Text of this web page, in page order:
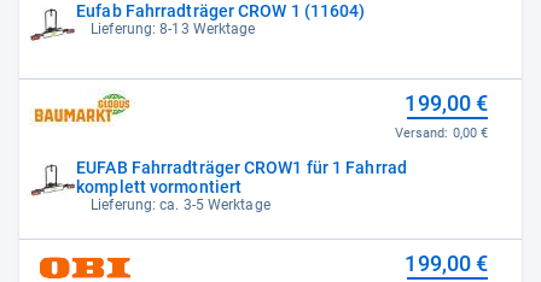
Eufab Fahrradträger CROW 1 (11604)
Lieferung: 8-13 Werktage
EUFAB Fahrradträger CROW1 für 1 Fahrrad
komplett vormontiert
Lieferung: ca. 3-5 Werktage
199,00 €
Versand: 0,00 €
199,00 €